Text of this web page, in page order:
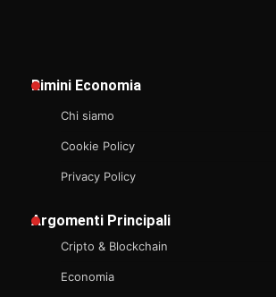
Rimini Economia
Chi siamo
Cookie Policy
Privacy Policy
Argomenti Principali
Cripto & Blockchain
Economia